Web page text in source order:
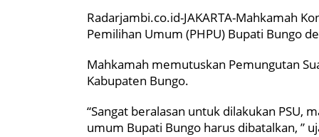
Radarjambi.co.id-JAKARTA-Mahkamah
Pemilihan Umum (PHPU) Bupati Bungo
Mahkamah memutuskan Pemungutan
Kabupaten Bungo.
“Sangat beralasan untuk dilakukan PSU,
umum Bupati Bungo harus dibatalkan, ”